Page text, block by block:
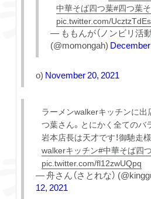
中華そば四つ葉#四つ葉
pic.twitter.com/
— ももんが（ノンビリ活動
(@momongah)
o) November 20, 2021
ラーメンwalkerキッチンに出
つ葉さん。とにかく全てのバ
岩本店長は天才です！御馳走
walkerキッチン#中華そば四
pic.twitter.com/fl12zwUQpq
— 舟さん（さとれな）
12, 2021